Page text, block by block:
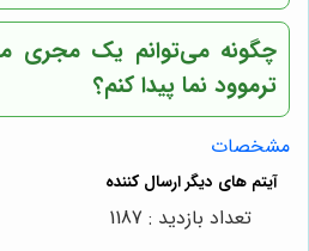
چگونه می‌توانم یک مجری
ترموود نما پیدا کنم؟
مشخصات
تعداد بازدید : 1187